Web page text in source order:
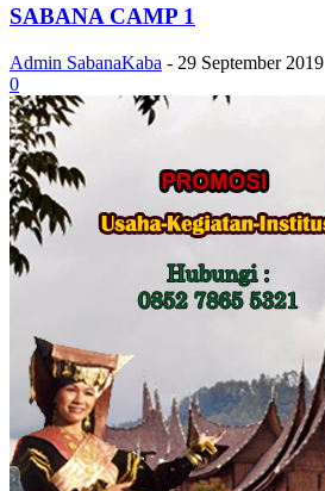
SABANA CAMP 1
Admin SabanaKaba - 29 September 2019
0